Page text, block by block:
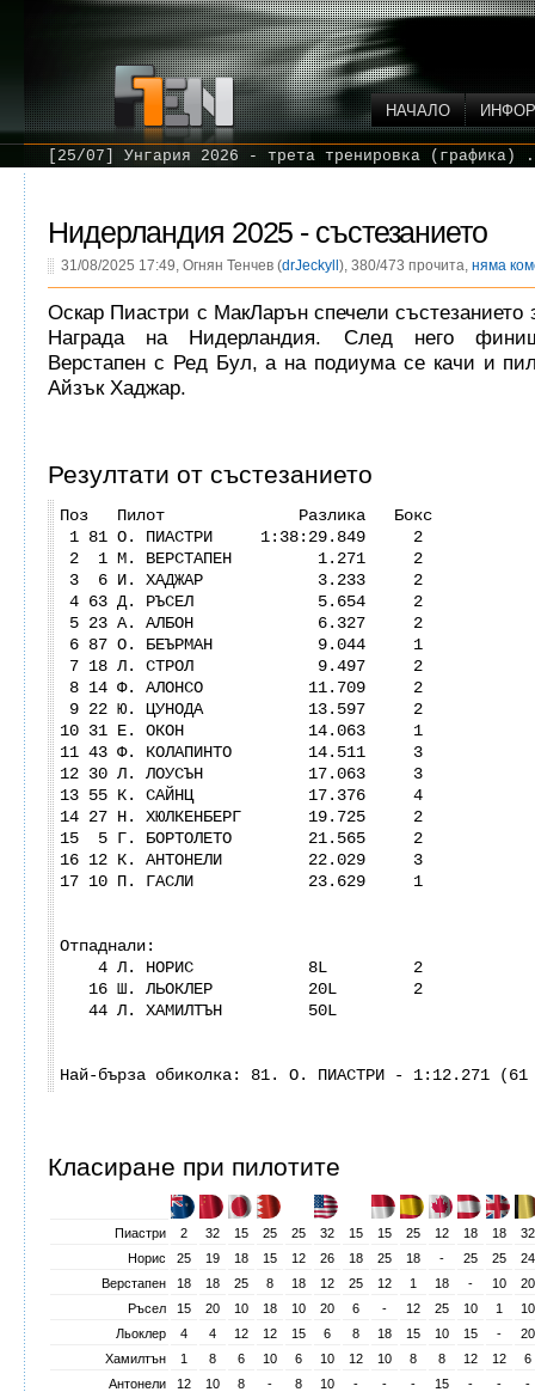
НАЧАЛО
[25/07] Унгария 2026 - трета тренировка
Нидерландия 2025 - състезанието
31/08/2025 17:49, Огнян Тенчев (drJeckyll ), 380/473 прочита, няма
Оскар Пиастри с МакЛарън спечели състезанието
Награда на Нидерландия. След него
Верстапен с Ред Бул, а на подиума се качи и
Айзък Хаджар.
Резултати от състезанието
Поз Пилот Разлика Бокс
1 81 О. ПИАСТРИ 1:38:29.849 2
2 1 М. ВЕРСТАПЕН 1.271 2
3 6 И. ХАДЖАР 3.233 2
4 63 Д. РЪСЕЛ 5.654 2
5 23 А. АЛБОН 6.327 2
6 87 О. БЕЪРМАН 9.044 1
7 18 Л. СТРОЛ 9.497 2
8 14 Ф. АЛОНСО 11.709 2
9 22 Ю. ЦУНОДА 13.597 2
10 31 Е. ОКОН 14.063 1
11 43 Ф. КОЛАПИНТО 14.511 3
12 30 Л. ЛОУСЪН 17.063 3
13 55 К. САЙНЦ 17.376 4
14 27 Н. ХЮЛКЕНБЕРГ 19.725 2
15 5 Г. БОРТОЛЕТО 21.565 2
16 12 К. АНТОНЕЛИ 22.029 3
17 10 П. ГАСЛИ 23.629 1
Отпаднали:
4 Л. НОРИС 8L 2
16 Ш. ЛЬОКЛЕР 20L 2
44 Л. ХАМИЛТЪН 50L
Най-бърза обиколка: 81. О. ПИАСТРИ - 1:12.271
Класиране при пилотите
Пиастри 2 32 15 25 25 32 15 15 25 12 18 18
32
Норис
25 19 18 15 12 26 18 25 18 - 25 25
24
Верстапен
18 18 25 8 18 12 25 12 1 18 - 10
20
Ръсел
15 20 10 18 10 20 6 - 12 25 10 1
10
Льоклер
4 4 12 12 15 6 8 18 15 10 15 -
20
Хамилтън
1 8 6 10 6 10 12 10 8 8 12 12
6
Антонели
12 10 8 - 8 10 - - - 15 - -
-